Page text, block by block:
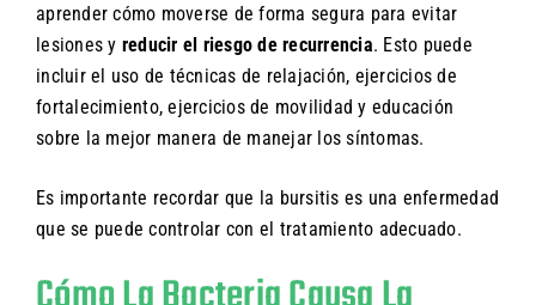
aprender cómo moverse de forma segura para evitar
lesiones y reducir el riesgo de recurrencia. Esto puede
incluir el uso de técnicas de relajación, ejercicios de
fortalecimiento, ejercicios de movilidad y educación
sobre la mejor manera de manejar los síntomas.
Es importante recordar que la bursitis es una enfermedad
que se puede controlar con el tratamiento adecuado.